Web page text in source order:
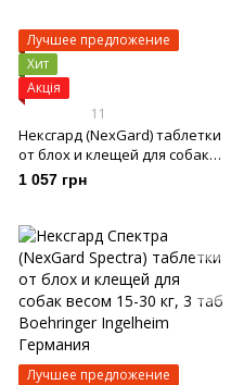
Лучшее предложение
Хит
Акція
11
Нексгард (NexGard) таблетки
от блох и клещей для собак
весом 25-50 кг, 3 таб
1 057 грн
Лучшее предложение